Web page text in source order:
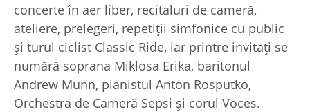
concerte în aer liber, recitaluri de cameră,
ateliere, prelegeri, repetiţii simfonice cu public
şi turul ciclist Classic Ride, iar printre invitaţi se
numără soprana Miklosa Erika, baritonul
Andrew Munn, pianistul Anton Rosputko,
Orchestra de Cameră Sepsi şi corul Voces.